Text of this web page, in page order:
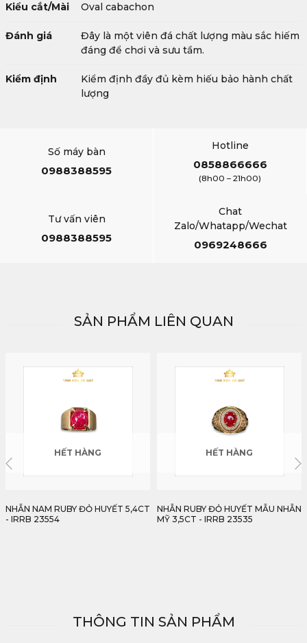
Kiểu cắt/Mài Oval cabachon
Đánh giá
Đây là một viên đá chất lượng màu sắc hiếm
đáng để chơi và sưu tầm.
Kiểm định
Kiểm định đầy đủ kèm hiếu bảo hành chất
lượng
Số máy bàn
0988388595
Hotline
0858866666
(8h00 – 21h00)
Tư vấn viên
0988388595
Chat
Zalo/Whatapp/Wechat
0969248666
SẢN PHẨM LIÊN QUAN
HẾT HÀNG
NHẪN RUBY ĐỎ HUYẾT MẪU NHẪN
MỸ 3,5CT - IRRB 23535
HẾT HÀNG
NHẪN NAM RUBY HUYẾT KÍNH CÁ
TÍNH 3,5CT - IRRB 23535
THÔNG TIN SẢN PHẨM